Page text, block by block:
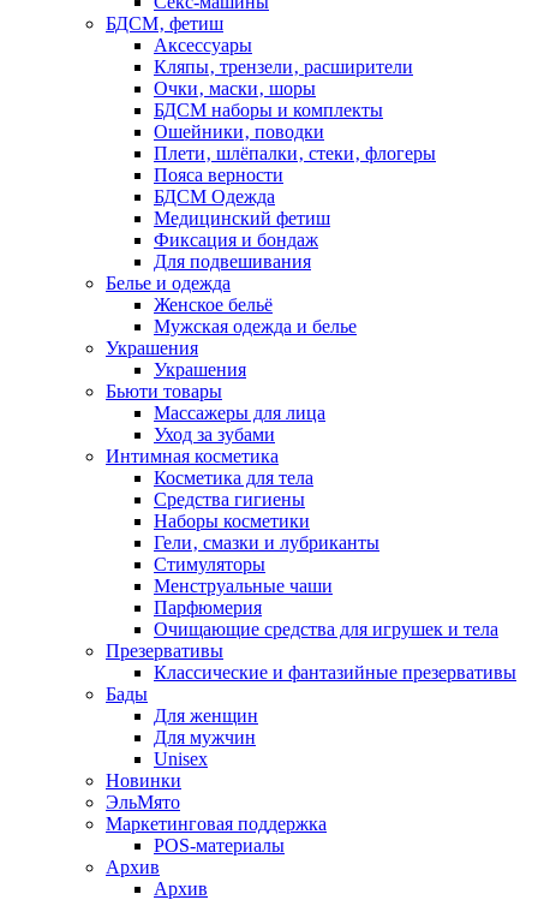
БДСМ‚ фетиш
Аксессуары
Кляпы‚ трензели‚ расширители
Очки‚ маски‚ шоры
БДСМ наборы и комплекты
Ошейники‚ поводки
Плети‚ шлёпалки‚ стеки‚ флогеры
Пояса верности
БДСМ Одежда
Медицинский фетиш
Фиксация и бондаж
Для подвешивания
Белье и одежда
Женское бельё
Мужская одежда и белье
Украшения
Украшения
Бьюти товары
Массажеры для лица
Уход за зубами
Интимная косметика
Косметика для тела
Средства гигиены
Наборы косметики
Гели‚ смазки и лубриканты
Стимуляторы
Менструальные чаши
Парфюмерия
Очищающие средства для игрушек и тела
Презервативы
Классические и фантазийные презервативы
Бады
Для женщин
Для мужчин
Unisex
Новинки
ЭльМято
Маркетинговая поддержка
POS-материалы
Архив
Архив